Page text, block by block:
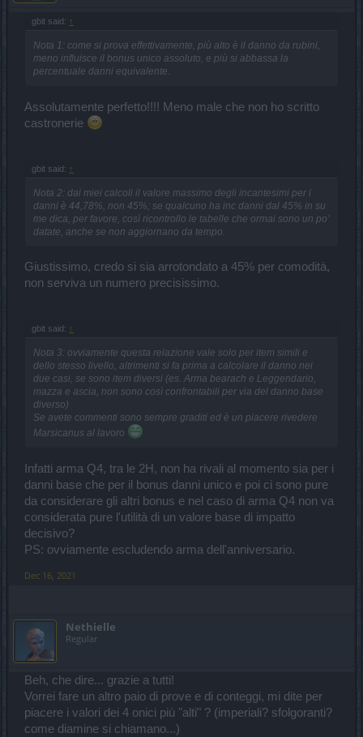
gbit said: ↑
Nota 1: come si prova effettivamente, più alto è il danno da rubini,
meno influisce il bonus unico assoluto, e più si abbassa la
percentuale danni equivalente.
Assolutamente perfetto!!!! Meno male che non ho scritto
castronerie
gbit said: ↑
Nota 2: dai miei calcoli il valore massimo degli incantesimi per i
danni è 44,78%, non 45%; se qualcuno ha inc danni dal 45% in su
me dica, per favore, così ricontrollo le tabelle che ormai sono un po’
datate, anche se non aggiornano da tempo.
Giustissimo, credo si sia arrotondato a 45% per comodità,
non serviva un numero precisissimo.
gbit said: ↑
Nota 3: ovviamente questa relazione vale solo per item simili e
dello stesso livello, altrimenti si fa prima a calcolare il danno nei
due casi, se sono item diversi (es. Arma bearach e Leggendario,
mazza e ascia, non sono così confrontabili per via del danno base
diverso)
Se avete commenti sono sempre graditi ed è un piacere rivedere
Marsicanus al lavoro
Infatti arma Q4, tra le 2H, non ha rivali al momento sia per i
danni base che per il bonus danni unico e poi ci sono pure
da considerare gli altri bonus e nel caso di arma Q4 non va
considerata pure l'utilità di un valore base di impatto
decisivo?
PS: ovviamente escludendo arma dell'anniversario.
Dec 16, 2021
Nethielle
Regular
Beh, che dire... grazie a tutti!
Vorrei fare un altro paio di prove e di conteggi, mi dite per
piacere i valori dei 4 onici più "alti" ? (imperiali? sfolgoranti?
come diamine si chiamano...)